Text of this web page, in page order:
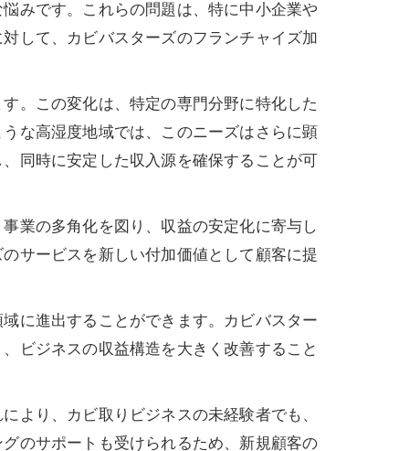
みです。これらの問題は、特に中小企業や
して、カビバスターズのフランチャイズ加
。この変化は、特定の専門分野に特化した
な高湿度地域では、このニーズはさらに顕
同時に安定した収入源を確保することが可
業の多角化を図り、収益の安定化に寄与し
サービスを新しい付加価値として顧客に提
に進出することができます。カビバスター
ビジネスの収益構造を大きく改善すること
より、カビ取りビジネスの未経験者でも、
のサポートも受けられるため、新規顧客の